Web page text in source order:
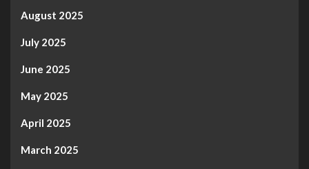
August 2025
July 2025
June 2025
May 2025
April 2025
March 2025